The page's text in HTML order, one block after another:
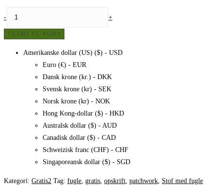
fugle
- +
TILFØJ TIL KURV
Amerikanske dollar (US) ($) - USD
Euro (€) - EUR
Dansk krone (kr.) - DKK
Svensk krone (kr) - SEK
Norsk krone (kr) - NOK
Hong Kong-dollar ($) - HKD
Australsk dollar ($) - AUD
Canadisk dollar ($) - CAD
Schweizisk franc (CHF) - CHF
Singaporeansk dollar ($) - SGD
Kategori: Gratis2 Tag: fugle gratis opskrift patchwork Stof med fugle